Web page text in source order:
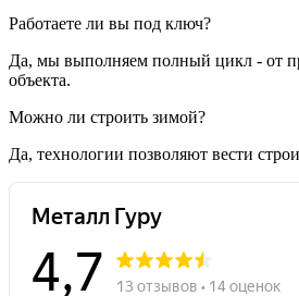
Работаете ли вы под ключ?
Да, мы выполняем полный цикл - от
объекта.
Можно ли строить зимой?
Да, технологии позволяют вести